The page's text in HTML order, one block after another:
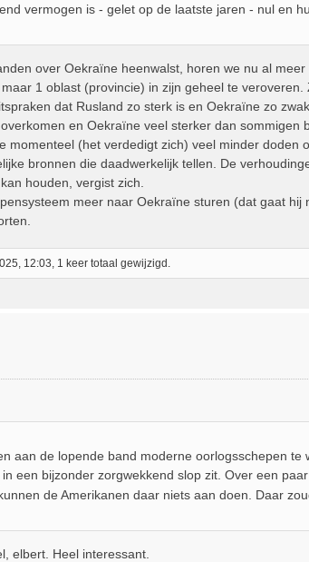
vermogen is - gelet op de laatste jaren - nul en
over Oekraïne heenwalst, horen we nu al
1 oblast (provincie) in zijn geheel te
dat Rusland zo sterk is en Oekraïne zo
en Oekraïne veel sterker dan sommigen
momenteel (het verdedigt zich) veel minder doden
bronnen die daadwerkelijk tellen. De
houden, vergist zich.
meer naar Oekraïne sturen (dat gaat hij
12:03, 1 keer totaal gewijzigd.
aan de lopende band moderne oorlogsschepen te
in een bijzonder zorgwekkend slop zit. Over een
de Amerikanen daar niets aan doen. Daar
elbert. Heel interessant.